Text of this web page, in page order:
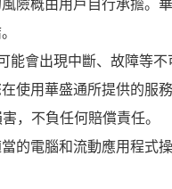
險概由用戶自行承擔。
會出現中斷、故障等
使用華盛通所提供的服
，不負任何賠償責任。
的電腦和流動應用程式